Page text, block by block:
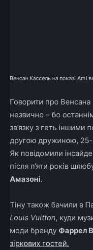
Венсан Кассель на показі Ami
Говорити про
незвично – бо
зв’язку з геть іншими
другою дружиною,
Як повідомили
після п’яти років
Амазоні.
Тіну також бачили в
Louis Vuitton, куди
моди бренду Фаррел
зіркових гостей.